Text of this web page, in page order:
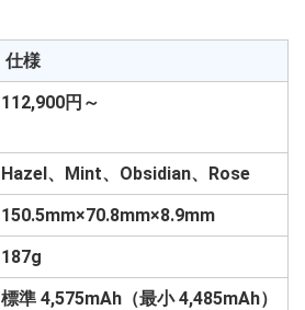
仕様
112,900円～
Hazel、Mint、Obsidian、Rose
150.5mm×70.8mm×8.9mm
187g
標準 4,575mAh（最小 4,485mAh）